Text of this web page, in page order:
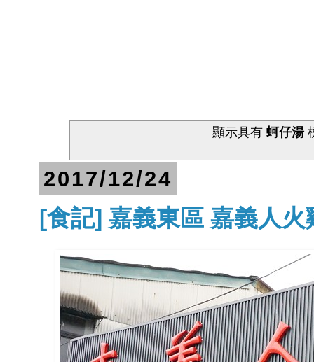
顯示具有 蚵仔湯
2017/12/24
[食記] 嘉義東區 嘉義人火